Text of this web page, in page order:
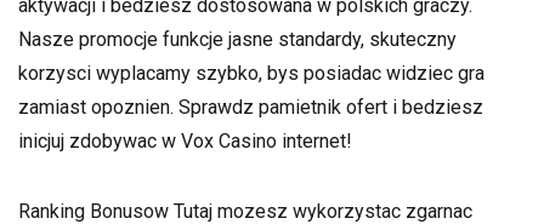
aktywacji i bedziesz dostosowana w polskich graczy.
Nasze promocje funkcje jasne standardy, skuteczny
korzysci wyplacamy szybko, bys posiadac widziec gra
zamiast opoznien. Sprawdz pamietnik ofert i bedziesz
inicjuj zdobywac w Vox Casino internet!
Ranking Bonusow Tutaj mozesz wykorzystac zgarnac